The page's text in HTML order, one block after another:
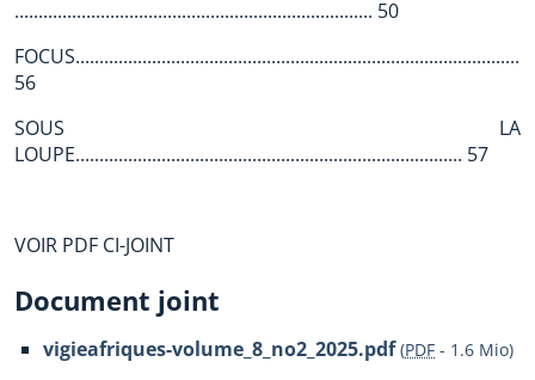
........................................................................... 50
56
SOUS LA
LOUPE................................................................................. 57
VOIR PDF CI-JOINT
Document joint
vigieafriques-volume_8_no2_2025.pdf (PDF - 1.6 Mio)